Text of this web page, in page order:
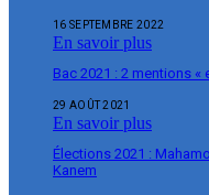
16 SEPTEMBRE 2022
En savoir plus
Bac 2021 : 2 mentions «
29 AOÛT 2021
En savoir plus
Élections 2021 :
Kanem